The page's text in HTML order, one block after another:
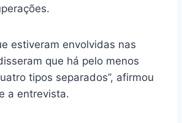
estiveram envolvidas nas
que há pelo menos
tipos separados”, afirmou
a entrevista.